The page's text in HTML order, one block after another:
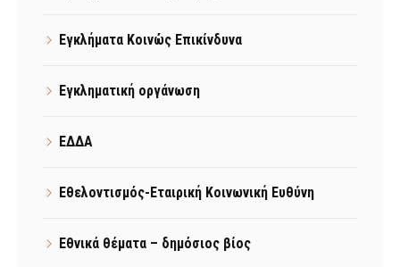
Εγκλήματα Κοινώς Επικίνδυνα
Εγκληματική οργάνωση
ΕΔΔΑ
Εθελοντισμός-Εταιρική Κοινωνική Ευθύνη
Εθνικά θέματα – δημόσιος βίος